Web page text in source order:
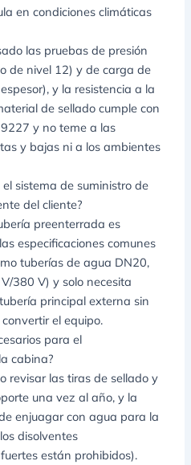
en condiciones climáticas
las pruebas de presión
de nivel 12) y de carga de
y la resistencia a la
de sellado cumple con
y no teme a las
y bajas ni a los ambientes
sistema de suministro de
del cliente?
preenterrada es
especificaciones comunes
tuberías de agua DN20,
380 V) y solo necesita
principal externa sin
el equipo.
para el
cabina?
revisar las tiras de sellado y
una vez al año, y la
enjuagar con agua para la
disolventes
están prohibidos).